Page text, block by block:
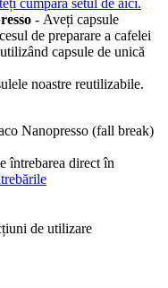
cumpăra setul de aici.
- Aveți capsule
de preparare a cafelei
capsule de unică
noastre reutilizabile.
Nanopresso (fall break)
întrebarea direct în
de utilizare